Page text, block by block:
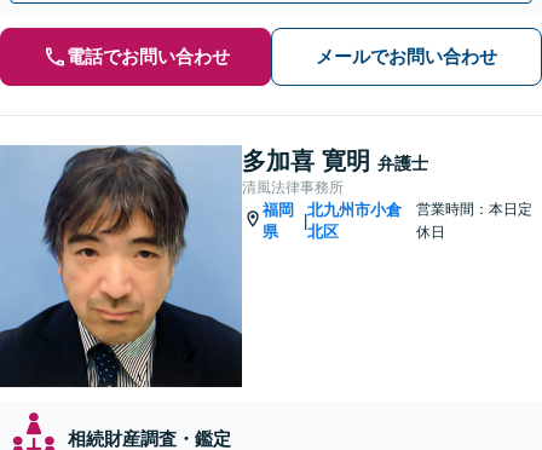
電話でお問い合わせ メールでお問い合わせ
多加喜 寛明 弁護士
清風法律事務所
福岡
県
|
北九州市小倉
北区
営業時間：本日定
休日
相続財産調査・鑑定